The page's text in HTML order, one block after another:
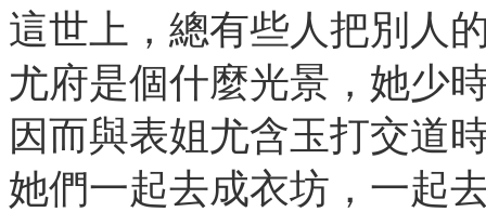
這世上，總有些人把別人
尤府是個什麼光景，她少
因而與表姐尤含玉打交道
她們一起去成衣坊，一起